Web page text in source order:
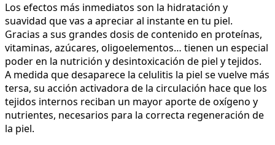
Los efectos más inmediatos son la hidratación y
suavidad que vas a apreciar al instante en tu piel.
Gracias a sus grandes dosis de contenido en proteínas,
vitaminas, azúcares, oligoelementos… tienen un especial
poder en la nutrición y desintoxicación de piel y tejidos.
A medida que desaparece la celulitis la piel se vuelve más
tersa, su acción activadora de la circulación hace que los
tejidos internos reciban un mayor aporte de oxígeno y
nutrientes, necesarios para la correcta regeneración de
la piel.